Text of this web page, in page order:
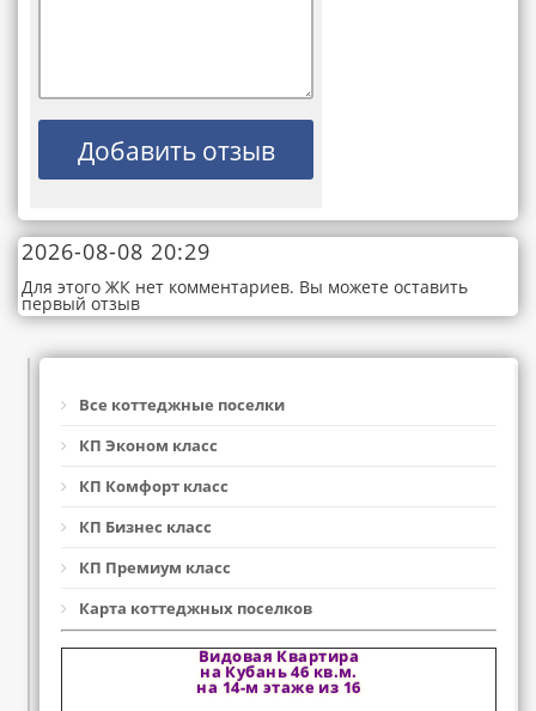
2026-08-08 20:29
Для этого ЖК нет комментариев. Вы можете оставить
первый отзыв
Все коттеджные поселки
КП Эконом класс
КП Комфорт класс
КП Бизнес класс
КП Премиум класс
Карта коттеджных поселков
Видовая Квартира
на Кубань 46 кв.м.
на 14-м этаже из 16